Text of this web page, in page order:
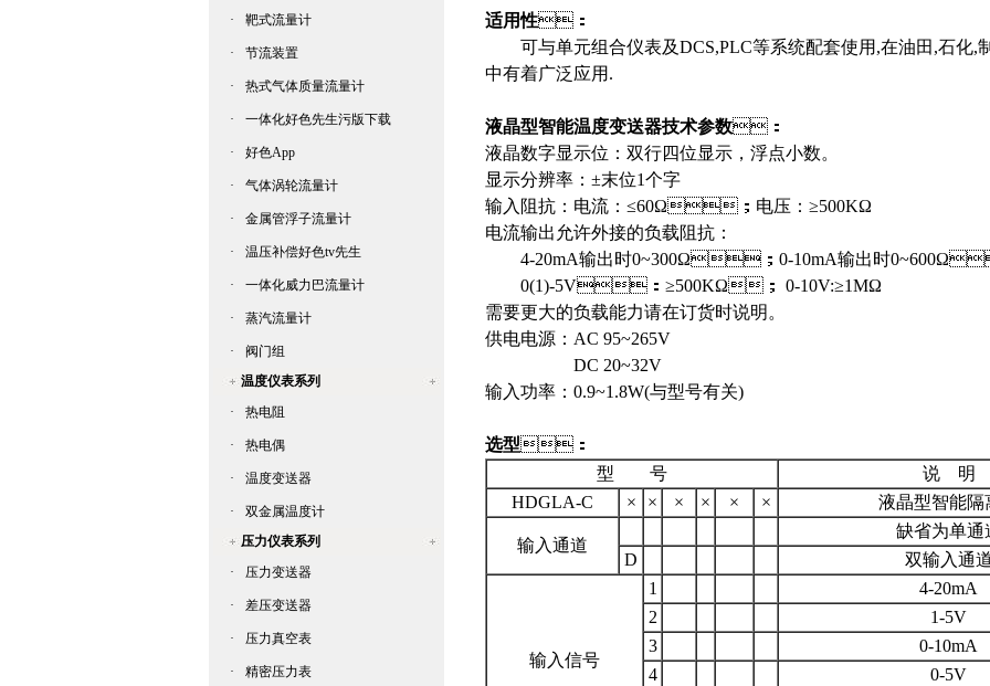
· 靶式流量计
· 节流装置
· 热式气体质量流量计
· 一体化好色先生污版下载
· 好色App
· 气体涡轮流量计
· 金属管浮子流量计
· 温压补偿好色tv先生
· 一体化威力巴流量计
· 蒸汽流量计
·
阀门组
温度仪表系列
·
热电阻
· 热电偶
· 温度变送器
·
双金属温度计
压力仪表系列
·
压力变送器
· 差压变送器
· 压力真空表
· 精密压力表
适用性：
可与单元组合仪表及DCS,PLC等系统配套使用,在油田,石化,
中有着广泛应用.
液晶型智能温度变送器技术参数：
液晶数字显示位：双行四位显示，浮点小数。
显示分辨率：±末位1个字
输入阻抗：电流：≤60Ω；电压：≥500KΩ
电流输出允许外接的负载阻抗：
4-20mA输出时0~300Ω；0-10mA输出时
0(1)-5V：≥500KΩ； 0-10V:≥1MΩ
需要更大的负载能力请在订货时说明。
供电电源：AC 95~265V
DC 20~32V
输入功率：0.9~1.8W(与型号有关)
选型：
型 号
说 明
HDGLA-C
× × × × × × 液晶型智能隔
输入通道
缺省为单通
D
双输入通
输入信号
1
4-20mA
2
1-5V
3
0-10mA
4
0-5V